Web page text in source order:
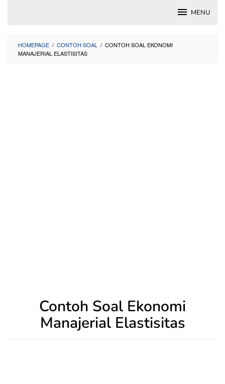
MENU
HOMEPAGE / CONTOH SOAL / CONTOH SOAL EKONOMI
MANAJERIAL ELASTISITAS
Contoh Soal Ekonomi
Manajerial Elastisitas